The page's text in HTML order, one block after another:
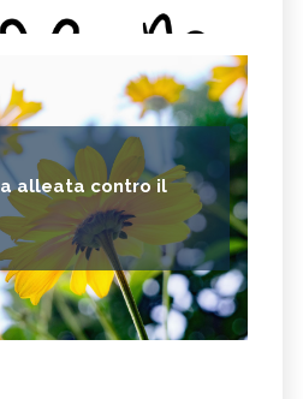
alleata contro il